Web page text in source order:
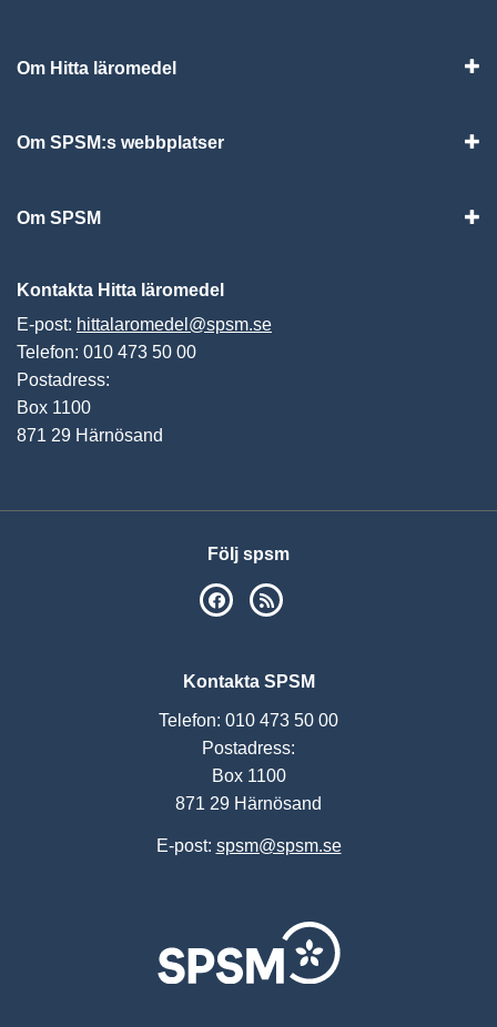
Om Hitta läromedel
Om SPSM:s webbplatser
Om SPSM
Kontakta Hitta läromedel
E-post: hittalaromedel@spsm.se
Telefon: 010 473 50 00
Postadress:
Box 1100
871 29 Härnösand
Följ spsm
SPSM på Facebook
Kontakta SPSM
Telefon: 010 473 50 00
Postadress:
Box 1100
871 29 Härnösand
E-post: spsm@spsm.se